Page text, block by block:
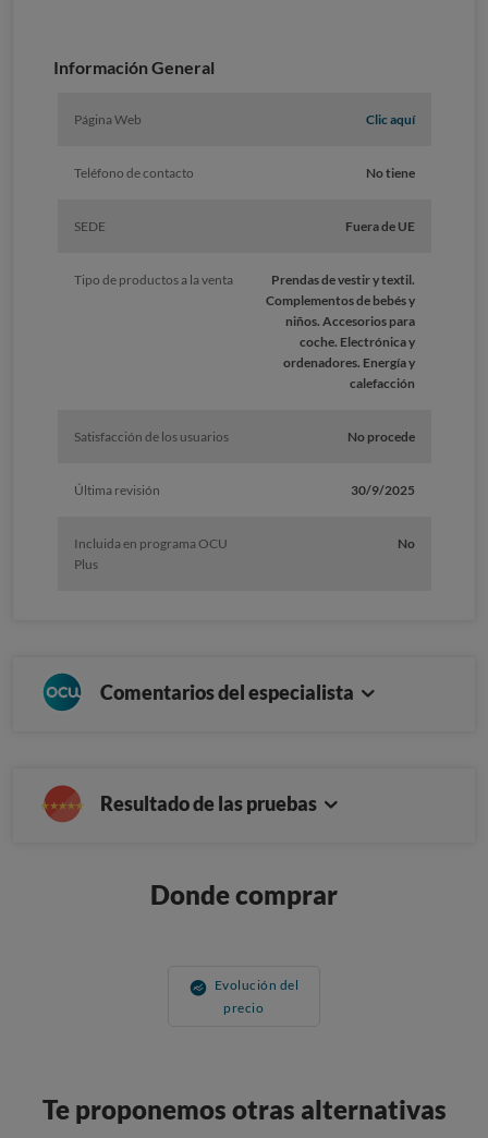
Información General
Página Web Clic aquí
Teléfono de contacto No tiene
SEDE Fuera de UE
Tipo de productos a la venta
Prendas de vestir y textil.
Complementos de bebés y
niños. Accesorios para
coche. Electrónica y
ordenadores. Energía y
calefacción
Satisfacción de los usuarios No procede
Última revisión 30/9/2025
Incluida en programa OCU
Plus
No
Comentarios del especialista
Resultado de las pruebas
Donde comprar
Evolución del
precio
Te proponemos otras alternativas